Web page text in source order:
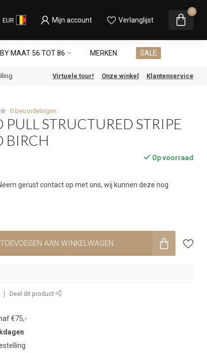
EUR Mijn account Verlanglijst
0
MAAT 56 TOT 86 MERKEN SALE
Virtuele tour! Onze winkel Klantenservice
0 beoordelingen
PULL STRUCTURED STRIPE
BIRCH
Op voorraad
gerust contact op met ons, wij kunnen deze nog
TOEVOEGEN AAN WINKELWAGEN
Deel dit product
€75,-